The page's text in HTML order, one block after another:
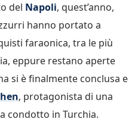
del Napoli, quest’anno,
hanno portato a
faraonica, tra le più
eppure restano aperte
si è finalmente conclusa e
, protagonista di una
condotto in Turchia.